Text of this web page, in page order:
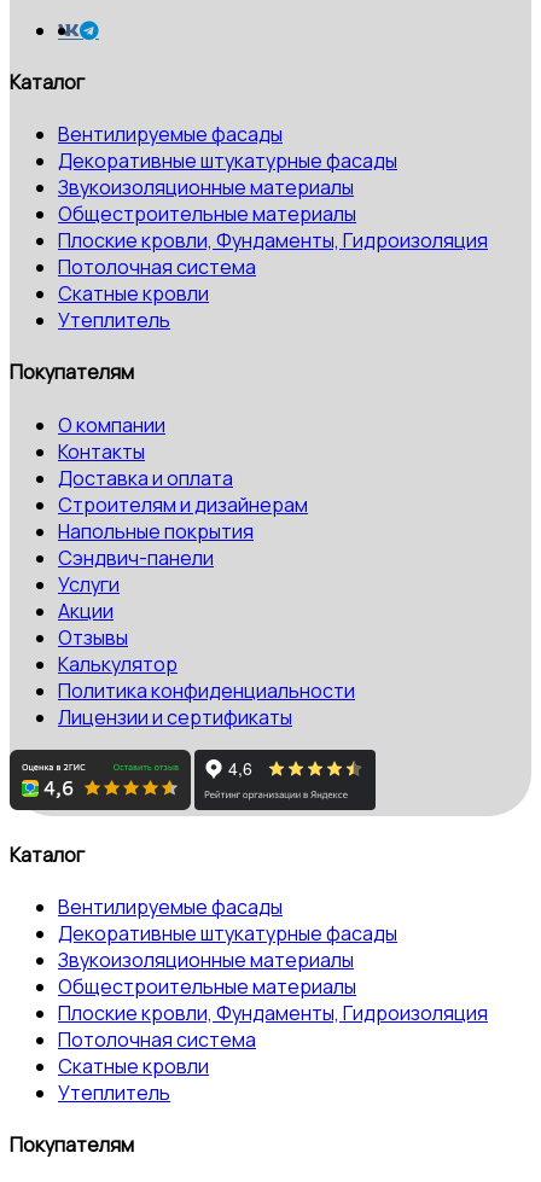
Каталог
Вентилируемые фасады
Декоративные штукатурные фасады
Звукоизоляционные материалы
Общестроительные материалы
Плоские кровли, Фундаменты, Гидроизоляция
Потолочная система
Скатные кровли
Утеплитель
Покупателям
О компании
Контакты
Доставка и оплата
Строителям и дизайнерам
Напольные покрытия
Сэндвич-панели
Услуги
Акции
Отзывы
Калькулятор
Политика конфиденциальности
Лицензии и сертификаты
Каталог
Вентилируемые фасады
Декоративные штукатурные фасады
Звукоизоляционные материалы
Общестроительные материалы
Плоские кровли, Фундаменты, Гидроизоляция
Потолочная система
Скатные кровли
Утеплитель
Покупателям